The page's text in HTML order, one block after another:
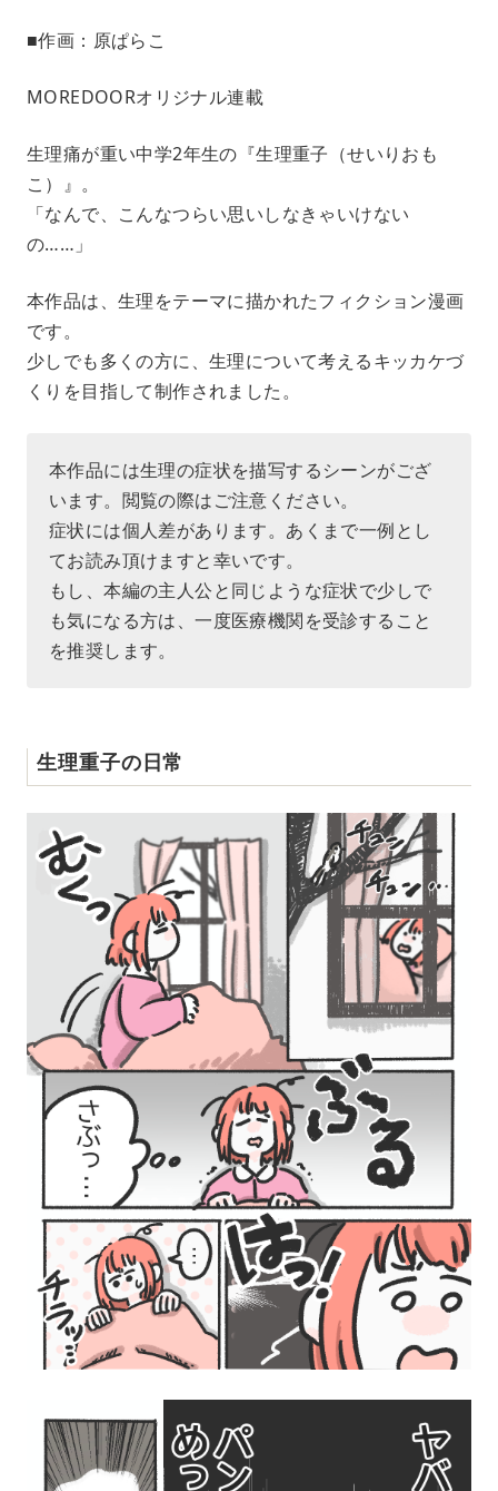
■作画：原ぱらこ
MOREDOORオリジナル連載
生理痛が重い中学2年生の『生理重子（せいりおも
こ）』。
「なんで、こんなつらい思いしなきゃいけない
の……」
本作品は、生理をテーマに描かれたフィクション漫画
です。
少しでも多くの方に、生理について考えるキッカケづ
くりを目指して制作されました。
本作品には生理の症状を描写するシーンがござ
います。閲覧の際はご注意ください。
症状には個人差があります。あくまで一例とし
てお読み頂けますと幸いです。
もし、本編の主人公と同じような症状で少しで
も気になる方は、一度医療機関を受診すること
を推奨します。
生理重子の日常